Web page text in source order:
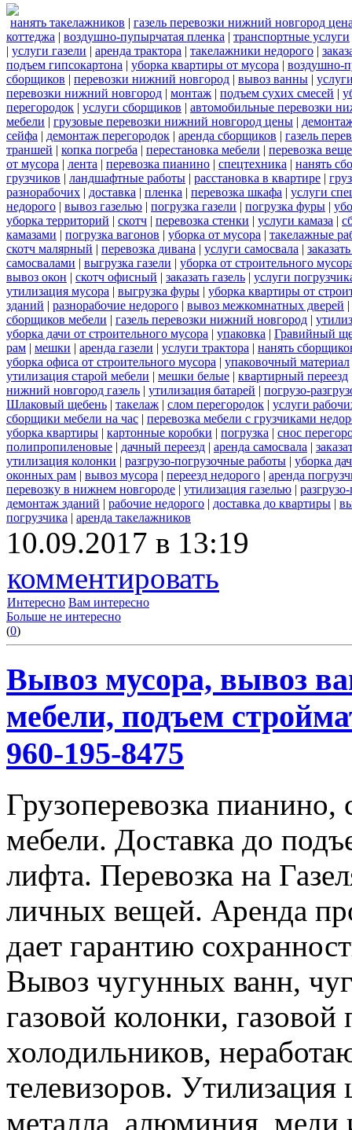
нанять такелажников | газель перевозки нижний новгород
коттеджа | воздушно-пупырчатая пленка | транспортные услуги
| услуги газели | аренда трактора | такелажники недорого |
подъем гипсокартона | уборка квартиры от мусора | воздушно-
сборщиков | перевозки нижний новгород | вывоз ванны |
перевозки нижний новгород | монтаж | подъем сухих смесей |
перегородок | услуги сборщиков | автомобильные перевозки
мебели | грузовые перевозки нижний новгород цены |
сейфа | демонтаж перегородок | аренда сборщиков | газель
траншей | копка погреба | перестановка мебели | перевозка
от мусора | лента | перевозка пианино | спецтехника | нанять
грузчиков | ландшафтные работы | расстановка в квартире |
разнорабочих | доставка | пленка | перевозка шкафа | услуги
недорого | вывоз газелью | погрузка газели | погрузка фуры |
уборка территорий | скотч | перевозка стенки | услуги камаза |
камазами | погрузка вагонов | уборка от мусора | такелажные
скотч малярный | перевозка дивана | услуги самосвала |
самосвалами | выгрузка газели | уборка от строительного
вывоз окон | скотч офисный | заказать газель | услуги
утилизация мусора | выгрузка фуры | уборка квартиры от
зданий | разнорабочие недорого | вывоз межкомнатных дверей |
сборщиков мебели | газель перевозки нижний новгород |
уборка дачи от строительного мусора | упаковка | Гравийный
рам | мешки | аренда газели | услуги трактора | нанять
уборка офиса от строительного мусора | упаковочный материал
утилизация старой мебели | мешки белые | квартирный переезд
нижний новгород газель | утилизация батарей | погрузо-
Шлаковый щебень | такелаж | слом перегородок | услуги
сборщики мебели на час | перевозка мебели с грузчиками
уборка квартиры | картонные коробки | погрузка | снос
полипропиленовые | дачный переезд | аренда самосвала |
утилизация колонки | разгрузо-погрузочные работы | уборка
оконных рам | вывоз мусора | переезд недорого | аренда
перевозку в нижнем новгороде | утилизация газелью |
демонтаж зданий | рабочие недорого | доставка до квартиры |
погрузчика | аренда такелажников
10.09.2017 в 13:19
комментировать
Интересно Вам интересно
Больше не интересно
(0)
Вывоз мусора, вывоз
мебели, подъем
960-195-8475
Грузоперевозка
мебели. Доставка до
лифта. Перевозка на
личных вещей. Аренда
дает гарантию
Вывоз чугунных ванн,
газовой колонки,
холодильников,
телевизоров. Утилизация
металла, алюминия, меди